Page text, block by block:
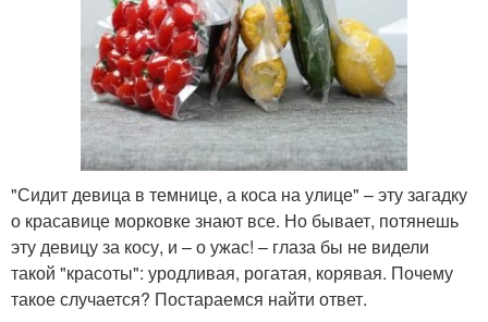
"Сидит девица в темнице, а коса на улице" – эту загадку
о красавице морковке знают все. Но бывает, потянешь
эту девицу за косу, и – о ужас! – глаза бы не видели
такой "красоты": уродливая, рогатая, корявая. Почему
такое случается? Постараемся найти ответ.